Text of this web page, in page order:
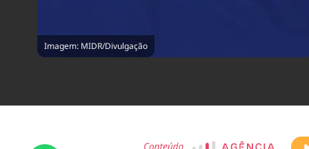
Imagem: MIDR/Divulgação